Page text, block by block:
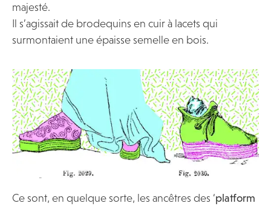
majesté.
Il s’agissait de brodequins en cuir à lacets qui
surmontaient une épaisse semelle en bois.
Ce sont, en quelque sorte, les ancêtres des ‘platform